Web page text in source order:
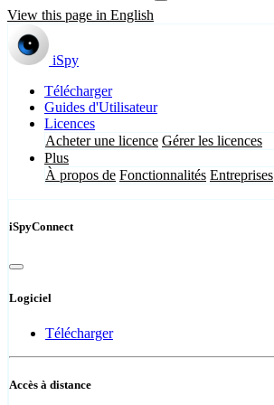
View this page in English
iSpy
Télécharger
Guides d'Utilisateur
Licences
Acheter une licence Gérer les licences
Plus
À propos de Fonctionnalités Entreprises
iSpyConnect
Logiciel
Télécharger
Accès à distance